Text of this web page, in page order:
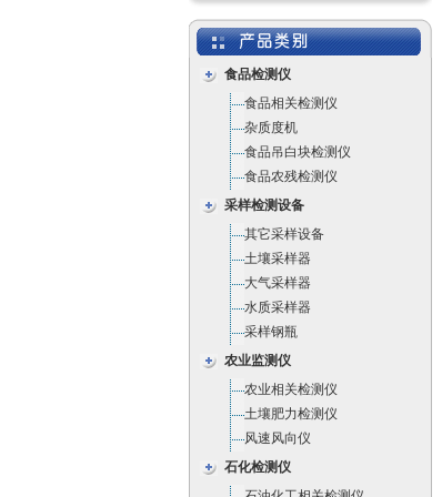
食品检测仪
食品相关检测仪
杂质度机
食品吊白块检测仪
食品农残检测仪
采样检测设备
其它采样设备
土壤采样器
大气采样器
水质采样器
采样钢瓶
农业监测仪
农业相关检测仪
土壤肥力检测仪
风速风向仪
石化检测仪